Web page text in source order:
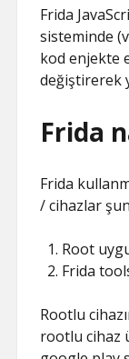
Frida
sisteminde
kod enjekte
değiştirerek
Frida
Frida
/ cihazlar
Root
Frida
Rootlu
rootlu cihaz